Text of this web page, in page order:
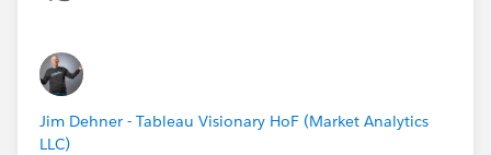
Jim Dehner - Tableau Visionary HoF (Market Analytics
LLC)